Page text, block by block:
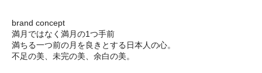
brand concept
満月ではなく満月の1つ手前
満ちる一つ前の月を良きとする日本人の心。
不足の美、未完の美、余白の美。